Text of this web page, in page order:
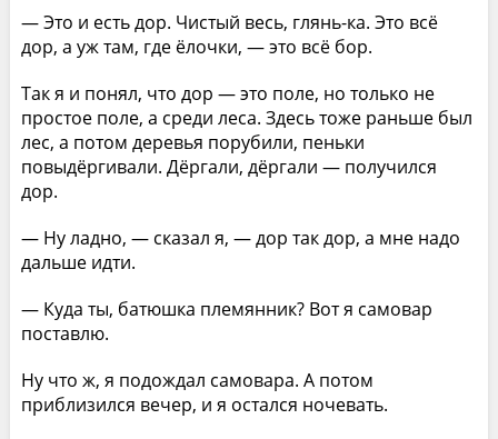
— Это и есть дор. Чистый весь, глянь-ка. Это всё
дор, а уж там, где ёлочки, — это всё бор.
Так я и понял, что дор — это поле, но только не
простое поле, а среди леса. Здесь тоже раньше был
лес, а потом деревья порубили, пеньки
повыдёргивали. Дёргали, дёргали — получился
дор.
— Ну ладно, — сказал я, — дор так дор, а мне надо
дальше идти.
— Куда ты, батюшка племянник? Вот я самовар
поставлю.
Ну что ж, я подождал самовара. А потом
приблизился вечер, и я остался ночевать.